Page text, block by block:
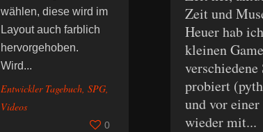
wählen, diese wird im
Layout auch farblich
hervorgehoben.
Wird...
Entwickler Tagebuch, SPG,
Videos
0
Zeit und
Heuer hab
kleinen
verschiedene
probiert
und vor
wieder mit...